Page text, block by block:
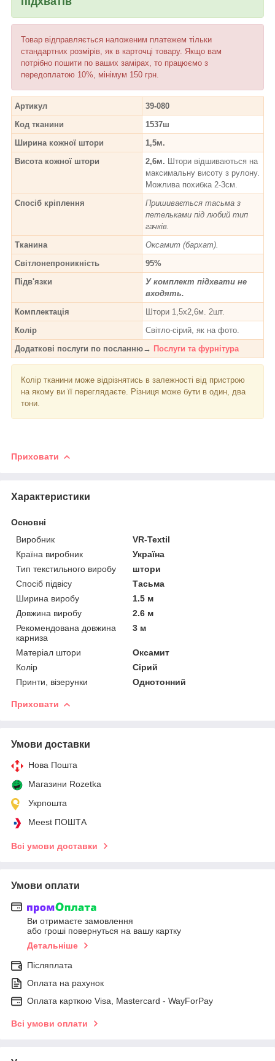
Товар відправляється наложеним платежем тільки
стандартних розмірів, як в карточці товару. Якщо вам
потрібно пошити по ваших замірах, то працюємо з
передоплатою 10%, мінімум 150 грн.
Артикул
39-080
Код тканини
1537ш
Ширина кожної штори
1,5м.
Висота кожної штори
2,6м. Штори відшиваються на
максимальну висоту з рулону.
Можлива похибка 2-3см.
Спосіб кріплення
Пришивається тасьма з
петельками під любий тип
гачків.
Тканина
Оксамит (бархат).
Світлонепроникність
95%
Підв'язки
У комплект підхвати не
входять.
Комплектація
Штори 1,5х2,6м. 2шт.
Колір
Світло-сірий, як на фото.
Додаткові послуги по посланню→ Послуги та фурнітура
Колір тканини може відрізнятись в залежності від пристрою
на якому ви її переглядаєте. Різниця може бути в один, два
тони.
Приховати
Характеристики
Основні
Виробник
VR-Textil
Країна виробник
Україна
Тип текстильного виробу
штори
Спосіб підвісу
Тасьма
Ширина виробу
1.5 м
Довжина виробу
2.6 м
Рекомендована довжина
карниза
3 м
Матеріал штори
Оксамит
Колір
Сірий
Принти, візерунки
Однотонний
Приховати
Умови доставки
Нова Пошта
Магазини Rozetka
Укрпошта
Meest ПОШТА
Всі умови доставки
Умови оплати
Ви отримаєте замовлення
або гроші повернуться на вашу картку
Детальніше
Післяплата
Оплата на рахунок
Оплата карткою Visa, Mastercard - WayForPay
Всі умови оплати